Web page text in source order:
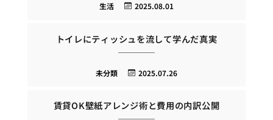
2025.08.01
生活
トイレにティッシュを流して学んだ真実
2025.07.26
未分類
賃貸OK壁紙アレンジ術と費用の内訳公開